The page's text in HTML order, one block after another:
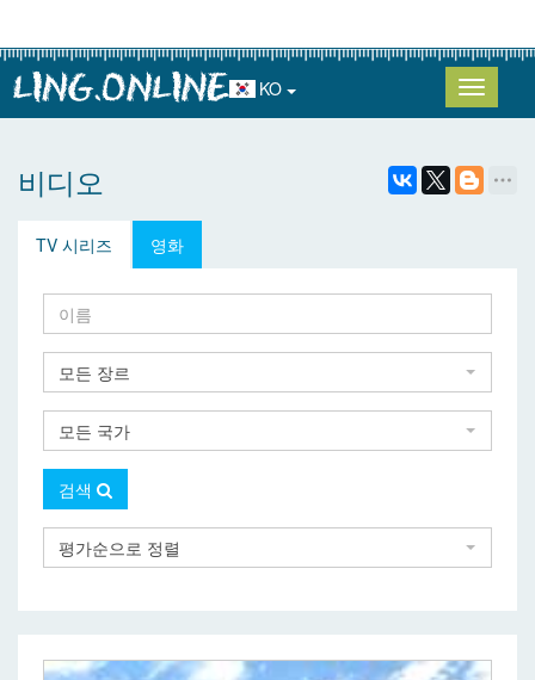
KO
비디오
TV 시리즈 영화
모든 장르
모든 국가
검색
평가순으로 정렬